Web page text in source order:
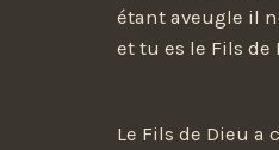
étant aveugle il
et tu es le Fils de
Le Fils de Dieu a